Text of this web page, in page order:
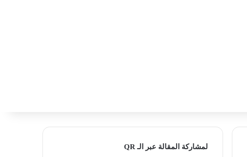
لمشاركة المقالة عبر الـ QR